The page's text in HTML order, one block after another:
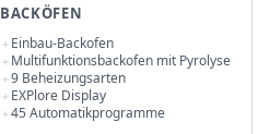
BACKÖFEN
Einbau-Backofen
Multifunktionsbackofen mit Pyrolyse
9 Beheizungsarten
EXPlore Display
45 Automatikprogramme